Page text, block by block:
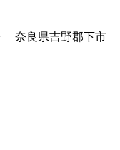
奈良県吉野郡下市